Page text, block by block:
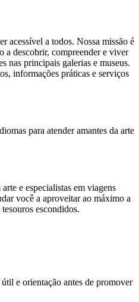
acessível a todos. Nossa missão é
a descobrir, compreender e viver
nas principais galerias e museus.
informações práticas e serviços
para atender amantes da arte
e especialistas em viagens
você a aproveitar ao máximo a
escondidos.
e orientação antes de promover